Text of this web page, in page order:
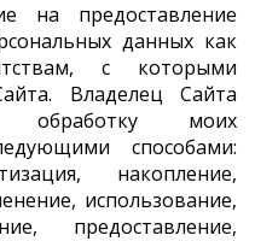
на предоставление
данных как
с которыми
Владелец Сайта
обработку моих
способами:
накопление,
использование,
предоставление,